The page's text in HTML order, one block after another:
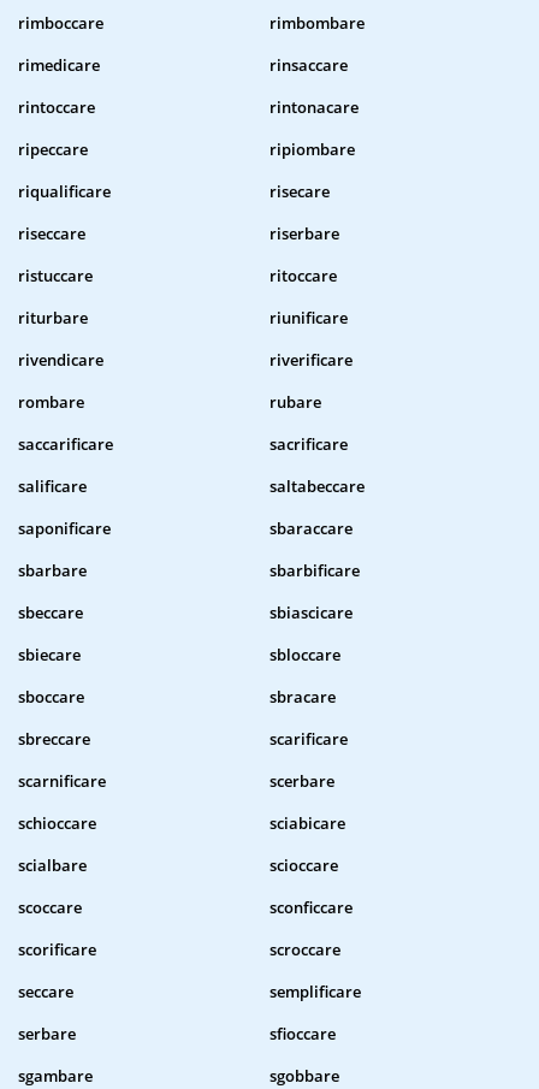
rimboccare
rimbombare
rimedicare
rinsaccare
rintoccare
rintonacare
ripeccare
ripiombare
riqualificare
risecare
riseccare
riserbare
ristuccare
ritoccare
riturbare
riunificare
rivendicare
riverificare
rombare
rubare
saccarificare
sacrificare
salificare
saltabeccare
saponificare
sbaraccare
sbarbare
sbarbificare
sbeccare
sbiascicare
sbiecare
sbloccare
sboccare
sbracare
sbreccare
scarificare
scarnificare
scerbare
schioccare
sciabicare
scialbare
scioccare
scoccare
sconficcare
scorificare
scroccare
seccare
semplificare
serbare
sfioccare
sgambare
sgobbare